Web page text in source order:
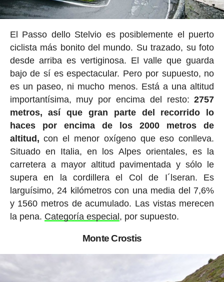
El Passo dello Stelvio es posiblemente el puerto
ciclista más bonito del mundo. Su trazado, su foto
desde arriba es vertiginosa. El valle que guarda
bajo de sí es espectacular. Pero por supuesto, no
es un paseo, ni mucho menos. Está a una altitud
importantísima, muy por encima del resto:2757
metros, así que gran parte del recorrido lo
haces por encima de los 2000 metros de
altitud, con el menor oxígeno que eso conlleva.
Situado en Italia, en los Alpes orientales, es la
carretera a mayor altitud pavimentada y sólo le
supera en la cordillera el Col de I´lseran. Es
larguísimo, 24 kilómetros con una media del 7,6%
y 1560 metros de acumulado. Las vistas merecen
la pena. Categoría especial, por supuesto.
Monte Crostis